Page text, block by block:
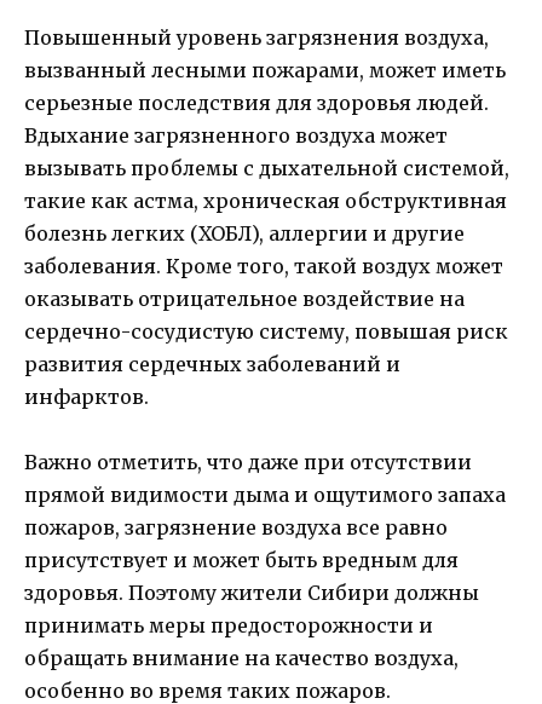
Повышенный уровень загрязнения воздуха,
вызванный лесными пожарами, может иметь
серьезные последствия для здоровья людей.
Вдыхание загрязненного воздуха может
вызывать проблемы с дыхательной системой,
такие как астма, хроническая обструктивная
болезнь легких (ХОБЛ), аллергии и другие
заболевания. Кроме того, такой воздух может
оказывать отрицательное воздействие на
сердечно-сосудистую систему, повышая риск
развития сердечных заболеваний и
инфарктов.
Важно отметить, что даже при отсутствии
прямой видимости дыма и ощутимого запаха
пожаров, загрязнение воздуха все равно
присутствует и может быть вредным для
здоровья. Поэтому жители Сибири должны
принимать меры предосторожности и
обращать внимание на качество воздуха,
особенно во время таких пожаров.